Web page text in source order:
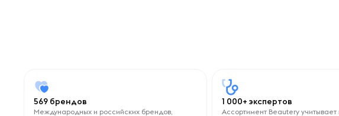
569 брендов
Международных и российских брендов,
1 000+ экспертов
Ассортимент Beautery